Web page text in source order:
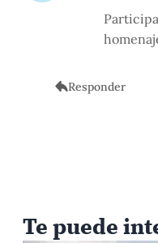
Responder
Te puede